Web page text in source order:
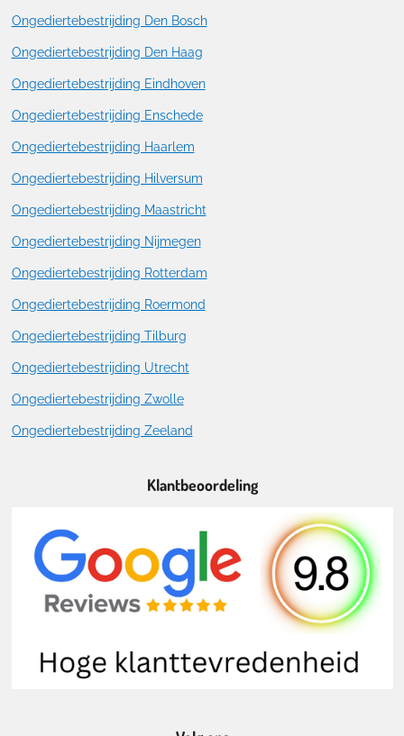
Ongediertebestrijding Den Bosch
Ongediertebestrijding Den Haag
Ongediertebestrijding Eindhoven
Ongediertebestrijding Enschede
Ongediertebestrijding Haarlem
Ongediertebestrijding Hilversum
Ongediertebestrijding Maastricht
Ongediertebestrijding Nijmegen
Ongediertebestrijding Rotterdam
Ongediertebestrijding Roermond
Ongediertebestrijding Tilburg
Ongediertebestrijding Utrecht
Ongediertebestrijding Zwolle
Ongediertebestrijding Zeeland
Klantbeoordeling